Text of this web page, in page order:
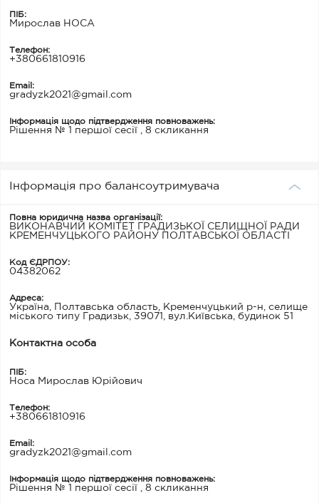
ПІБ:
Мирослав НОСА
Телефон:
+380661810916
Email:
gradyzk2021@gmail.com
Інформація щодо підтвердження повноважень:
Рішення № 1 першої сесії , 8 скликання
Інформація про балансоутримувача
Повна юридична назва організації:
ВИКОНАВЧИЙ КОМІТЕТ ГРАДИЗЬКОЇ СЕЛИЩНОЇ РАДИ
КРЕМЕНЧУЦЬКОГО РАЙОНУ ПОЛТАВСЬКОЇ ОБЛАСТІ
Код ЄДРПОУ:
04382062
Адреса:
Україна, Полтавська область, Кременчуцький р-н, селище
міського типу Градизьк, 39071, вул.Київська, будинок 51
Контактна особа
ПІБ:
Носа Мирослав Юрійович
Телефон:
+380661810916
Email:
gradyzk2021@gmail.com
Інформація щодо підтвердження повноважень:
Рішення № 1 першої сесії , 8 скликання